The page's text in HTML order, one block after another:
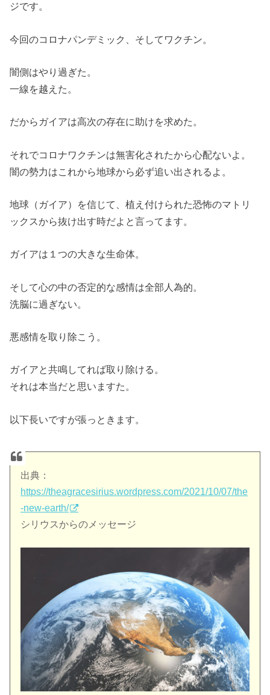
ジです。
今回のコロナパンデミック、そしてワクチン。
闇側はやり過ぎた。
一線を越えた。
だからガイアは高次の存在に助けを求めた。
それでコロナワクチンは無害化されたから心配ないよ。
闇の勢力はこれから地球から必ず追い出されるよ。
地球（ガイア）を信じて、植え付けられた恐怖のマトリ
ックスから抜け出す時だよと言ってます。
ガイアは１つの大きな生命体。
そして心の中の否定的な感情は全部人為的。
洗脳に過ぎない。
悪感情を取り除こう。
ガイアと共鳴してれば取り除ける。
それは本当だと思いますた。
以下長いですが張っときます。
出典：
https://theagracesirius.wordpress.com/2021/10/07/the
-new-earth/
シリウスからのメッセージ